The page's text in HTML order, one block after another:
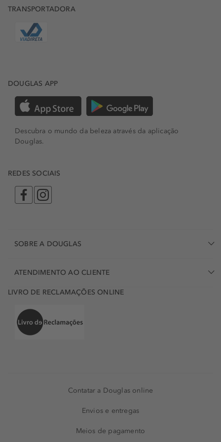
TRANSPORTADORA
DOUGLAS APP
Descubra o mundo da beleza através da aplicação
Douglas.
REDES SOCIAIS
SOBRE A DOUGLAS
ATENDIMENTO AO CLIENTE
LIVRO DE RECLAMAÇÕES ONLINE
Contatar a Douglas online
Envios e entregas
Meios de pagamento